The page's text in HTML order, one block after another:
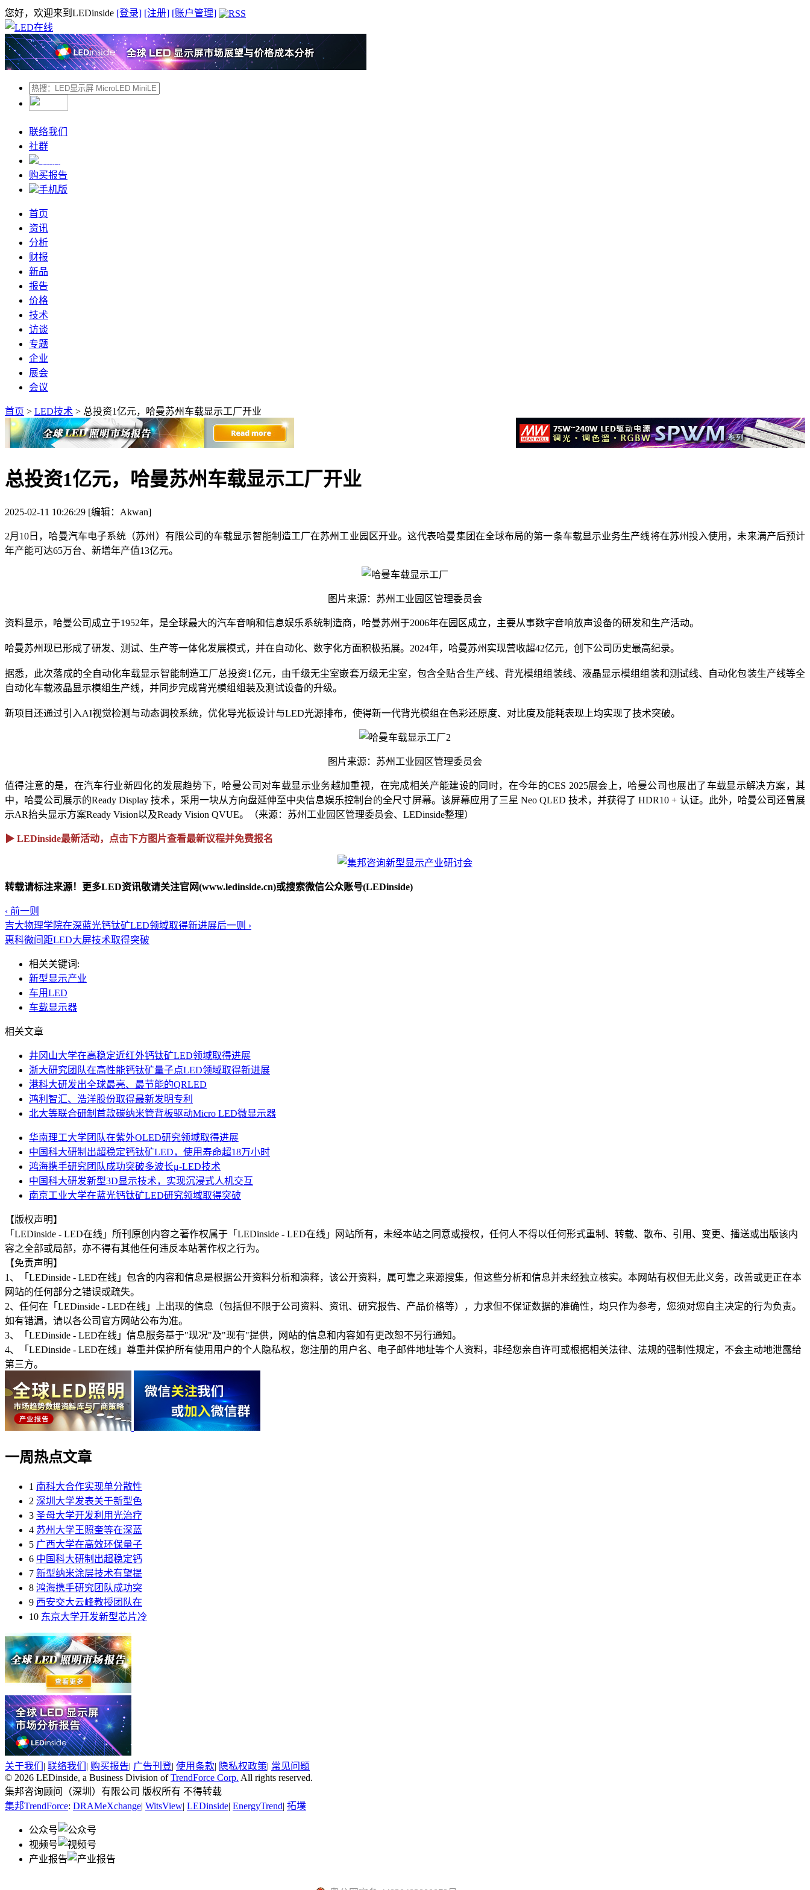
您好，欢迎来到LEDinside [登录] [注册] [账户管理]
联络我们
社群
购买报告
手机版
首页
资讯
分析
财报
新品
报告
价格
技术
访谈
专题
企业
展会
会议
首页 > LED技术 > 总投资1亿元，哈曼苏州车载显示工厂开业
总投资1亿元，哈曼苏州车载显示工厂开业
2025-02-11 10:26:29 [编辑：Akwan]
2月10日，哈曼汽车电子系统（苏州）有限公司的车载显示智能制造工厂在苏州工业园区开业。这代表哈曼集团在全球布局的第一条车载显示业务生产线将在苏州投入使用，未来满产后预计
年产能可达65万台、新增年产值13亿元。
图片来源：苏州工业园区管理委员会
资料显示，哈曼公司成立于1952年，是全球最大的汽车音响和信息娱乐系统制造商，哈曼苏州于2006年在园区成立，主要从事数字音响放声设备的研发和生产活动。
哈曼苏州现已形成了研发、测试、生产等一体化发展模式，并在自动化、数字化方面积极拓展。2024年，哈曼苏州实现营收超42亿元，创下公司历史最高纪录。
据悉，此次落成的全自动化车载显示智能制造工厂总投资1亿元，由千级无尘室嵌套万级无尘室，包含全贴合生产线、背光模组组装线、液晶显示模组组装和测试线、自动化包装生产线等全
自动化车载液晶显示模组生产线，并同步完成背光模组组装及测试设备的升级。
新项目还通过引入AI视觉检测与动态调校系统，优化导光板设计与LED光源排布，使得新一代背光模组在色彩还原度、对比度及能耗表现上均实现了技术突破。
图片来源：苏州工业园区管理委员会
值得注意的是，在汽车行业新四化的发展趋势下，哈曼公司对车载显示业务越加重视，在完成相关产能建设的同时，在今年的CES 2025展会上，哈曼公司也展出了车载显示解决方案，其
中，哈曼公司展示的Ready Display 技术，采用一块从方向盘延伸至中央信息娱乐控制台的全尺寸屏幕。该屏幕应用了三星 Neo QLED 技术，并获得了 HDR10 + 认证。此外，哈曼公司还曾展
示AR抬头显示方案Ready Vision以及Ready Vision QVUE。（来源：苏州工业园区管理委员会、LEDinside整理）
▶ LEDinside最新活动，点击下方图片查看最新议程并免费报名
转载请标注来源！更多LED资讯敬请关注官网(www.ledinside.cn)或搜索微信公众账号(LEDinside)
‹ 前一则
吉大物理学院在深蓝光钙钛矿LED领域取得新进展后一则 ›
惠科微间距LED大屏技术取得突破
相关关键词:
新型显示产业
车用LED
车载显示器
相关文章
井冈山大学在高稳定近红外钙钛矿LED领域取得进展
浙大研究团队在高性能钙钛矿量子点LED领域取得新进展
港科大研发出全球最亮、最节能的QRLED
鸿利智汇、浩洋股份取得最新发明专利
北大等联合研制首款碳纳米管背板驱动Micro LED微显示器
华南理工大学团队在紫外OLED研究领域取得进展
中国科大研制出超稳定钙钛矿LED，使用寿命超18万小时
鸿海携手研究团队成功突破多波长μ-LED技术
中国科大研发新型3D显示技术，实现沉浸式人机交互
南京工业大学在蓝光钙钛矿LED研究领域取得突破
【版权声明】
「LEDinside - LED在线」所刊原创内容之著作权属于「LEDinside - LED在线」网站所有，未经本站之同意或授权，任何人不得以任何形式重制、转载、散布、引用、变更、播送或出版该内
容之全部或局部，亦不得有其他任何违反本站著作权之行为。
【免责声明】
1、「LEDinside - LED在线」包含的内容和信息是根据公开资料分析和演释，该公开资料，属可靠之来源搜集，但这些分析和信息并未经独立核实。本网站有权但无此义务，改善或更正在本
网站的任何部分之错误或疏失。
2、任何在「LEDinside - LED在线」上出现的信息（包括但不限于公司资料、资讯、研究报告、产品价格等），力求但不保证数据的准确性，均只作为参考，您须对您自主决定的行为负责。
如有错漏，请以各公司官方网站公布为准。
3、「LEDinside - LED在线」信息服务基于"现况"及"现有"提供，网站的信息和内容如有更改恕不另行通知。
4、「LEDinside - LED在线」尊重并保护所有使用用户的个人隐私权，您注册的用户名、电子邮件地址等个人资料，非经您亲自许可或根据相关法律、法规的强制性规定，不会主动地泄露给
第三方。
一周热点文章
1 南科大合作实现单分散性
2 深圳大学发表关于新型色
3 圣母大学开发利用光治疗
4 苏州大学王照奎等在深蓝
5 广西大学在高效环保量子
6 中国科大研制出超稳定钙
7 新型纳米涂层技术有望提
8 鸿海携手研究团队成功突
9 西安交大云峰教授团队在
10 东京大学开发新型芯片冷
关于我们 | 联络我们 | 购买报告| 广告刊登| 使用条款| 隐私权政策| 常见问题
© 2026 LEDinside, a Business Division ofTrendForce Corp. All rights reserved.
集邦咨询顾问（深圳）有限公司 版权所有 不得转载
集邦TrendForce: DRAMeXchange| WitsView| LEDinside| EnergyTrend| 拓墣
公众号
视频号
产业报告